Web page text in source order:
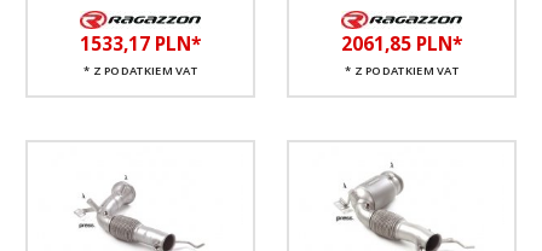
1533,17 PLN*
* Z PODATKIEM VAT
2061,85 PLN*
* Z PODATKIEM VAT